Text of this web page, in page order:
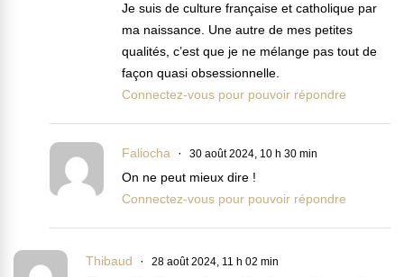
Je suis de culture française et catholique par
ma naissance. Une autre de mes petites
qualités, c’est que je ne mélange pas tout de
façon quasi obsessionnelle.
Connectez-vous pour pouvoir répondre
Faliocha 30 août 2024, 10 h 30 min
On ne peut mieux dire !
Connectez-vous pour pouvoir répondre
Thibaud 28 août 2024, 11 h 02 min